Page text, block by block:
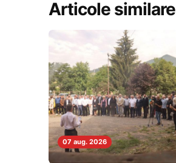
Articole similare
07 aug. 2026